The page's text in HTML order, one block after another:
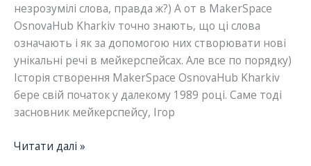
незрозумілі слова, правда ж?) А от в MakerSpace
OsnovaHub Kharkiv точно знають, що ці слова
означають і як за допомогою них створювати нові
унікальні речі в мейкерспейсах. Але все по порядку)
Історія створення MakerSpace OsnovaHub Kharkiv
бере свій початок у далекому 1989 році. Саме тоді
засновник мейкерспейсу, Ігор
Знайомтеся
Читати далі »